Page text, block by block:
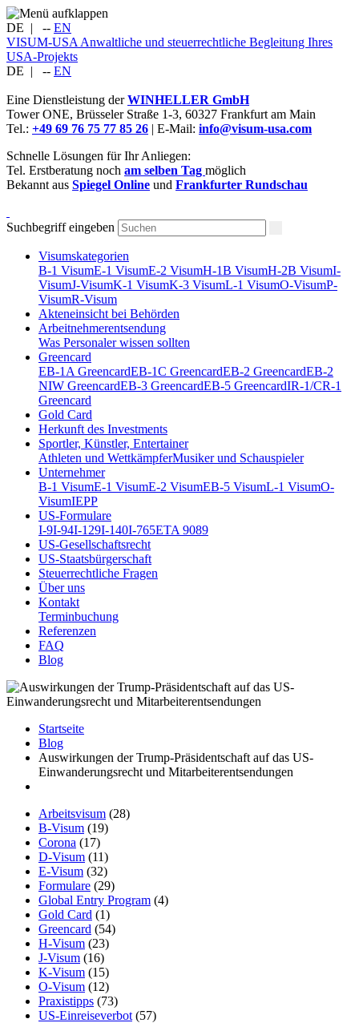
DE | -- EN
VISUM-USA Anwaltliche und steuerrechtliche Begleitung Ihres
USA-Projekts
DE | -- EN
Eine Dienstleistung derWINHELLER GmbH
Tower ONE, Brüsseler Straße 1-3, 60327 Frankfurt am Main
Tel.: +49 69 76 75 77 85 26 | E-Mail: info@visum-usa.com
Schnelle Lösungen für Ihr Anliegen:
Tel. Erstberatung noch am selben Tag möglich
Bekannt aus Spiegel Online und Frankfurter Rundschau
Suchbegriff eingeben
Visumskategorien
B-1 VisumE-1 VisumE-2 VisumH-1B VisumH-2B VisumI-
VisumJ-VisumK-1 VisumK-3 VisumL-1 VisumO-VisumP-
VisumR-Visum
Akteneinsicht bei Behörden
Arbeitnehmerentsendung
Was Personaler wissen sollten
Greencard
EB-1A GreencardEB-1C GreencardEB-2 GreencardEB-2
NIW GreencardEB-3 GreencardEB-5 GreencardIR-1/CR-1
Greencard
Gold Card
Herkunft des Investments
Sportler, Künstler, Entertainer
Athleten und WettkämpferMusiker und Schauspieler
Unternehmer
B-1 VisumE-1 VisumE-2 VisumEB-5 VisumL-1 VisumO-
VisumIEPP
US-Formulare
I-9I-94I-129I-140I-765ETA 9089
US-Gesellschaftsrecht
US-Staatsbürgerschaft
Steuerrechtliche Fragen
Über uns
Kontakt
Terminbuchung
Referenzen
FAQ
Blog
Startseite
Blog
Auswirkungen der Trump-Präsidentschaft auf das US-
Einwanderungsrecht und Mitarbeiterentsendungen
Arbeitsvisum (28)
B-Visum (19)
Corona (17)
D-Visum (11)
E-Visum (32)
Formulare (29)
Global Entry Program (4)
Gold Card (1)
Greencard (54)
H-Visum (23)
J-Visum (16)
K-Visum (15)
O-Visum (12)
Praxistipps (73)
US-Einreiseverbot (57)